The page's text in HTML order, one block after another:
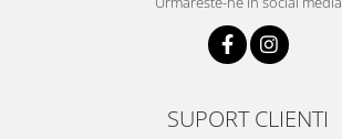
SUPORT CLIENTI